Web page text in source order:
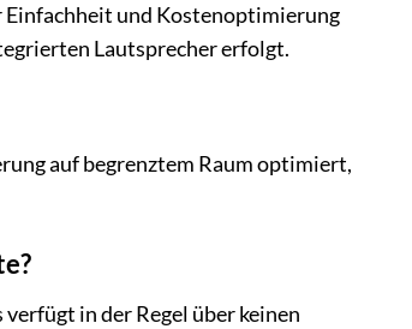
Einfachheit und Kostenoptimierung
Lautsprecher erfolgt.
auf begrenztem Raum optimiert,
in der Regel über keinen